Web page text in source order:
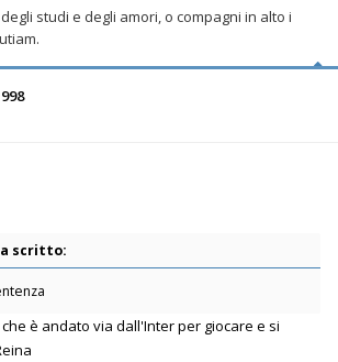
studi e degli amori, o compagni in alto i
scritto:
è andato via dall'Inter per giocare e si